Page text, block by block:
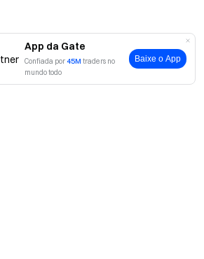
App da Gate
Confiada por45M traders no
mundo todo
Baixe o App